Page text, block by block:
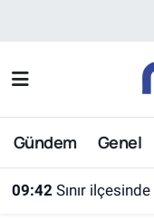
Gündem Genel
09:42 Sınır ilçesinde örnek
Nöbetçi
Hava Durumu